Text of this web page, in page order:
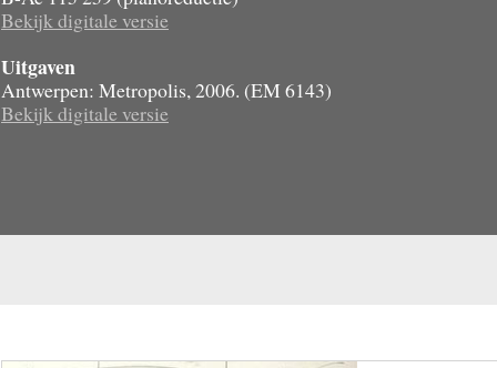
Bekijk digitale versie
Uitgaven
Antwerpen: Metropolis, 2006. (EM 6143)
Bekijk digitale versie